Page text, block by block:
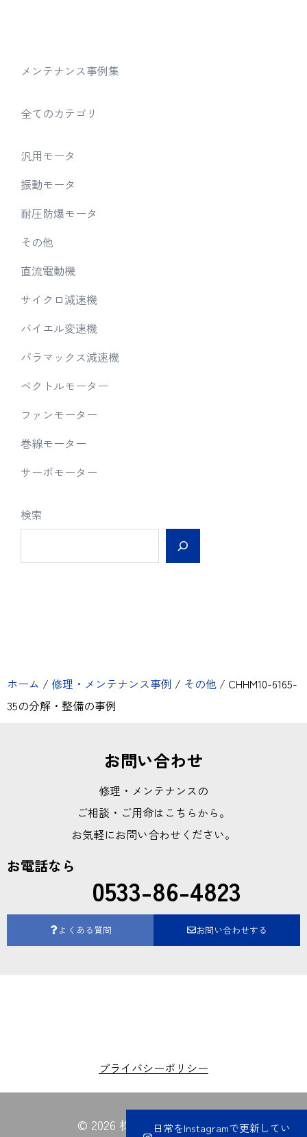
メンテナンス事例集
全てのカテゴリ
汎用モータ
振動モータ
耐圧防爆モータ
その他
直流電動機
サイクロ減速機
バイエル変速機
パラマックス減速機
ベクトルモーター
ファンモーター
巻線モーター
サーボモーター
検索
日常をInstagramで更新してい
ホーム / 修理・メンテナンス事例 / その他 / CHHM10-6165-
35の分解・整備の事例
お問い合わせ
修理・メンテナンスの
ご相談・ご用命はこちらから。
お気軽にお問い合わせください。
お電話なら
0533-86-4823
よくある質問 お問い合わせする
プライバシーポリシー
© 2026 株式会社夏目電業所